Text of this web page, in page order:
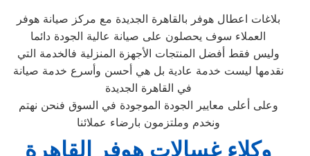
بلاغات اعطال هوفر بالقاهرة الجديدة مع مركز صيانة هوفر
العملاء سوف يحصلون على صيانة عالية الجودة دائما
وليس فقط أفضل المنتجات الأجهزة المنزلية فالخدمة التي
نقدمها ليست خدمة عادية بل هي أحسن وأسرع خدمة صيانة
في القاهرة الجديدة
وعلى أعلى معايير الجودة الموجودة في السوق فنحن نهتم
ونخدم وملتزمون بارضاء عملائنا
وكلاء غسالات هوفر القاهرة